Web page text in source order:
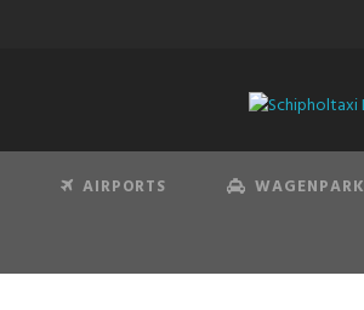
AIRPORTS WAGENPARK